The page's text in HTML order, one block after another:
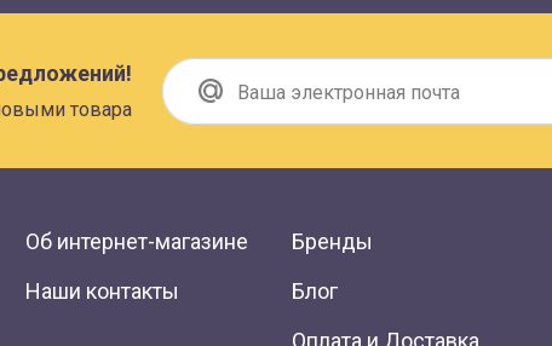
товара
Об интернет-магазине
Наши контакты
Бренды
Блог
Оплата и Доставка